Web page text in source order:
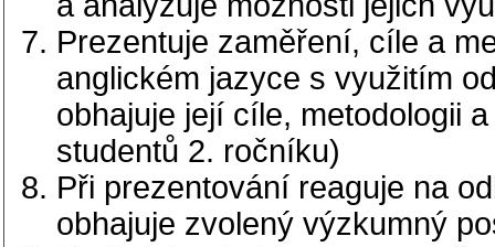
Prezentuje zaměření, cíle a
anglickém jazyce s využitím
obhajuje její cíle, metodologii
studentů 2. ročníku)
Při prezentování reaguje na
obhajuje zvolený výzkumný